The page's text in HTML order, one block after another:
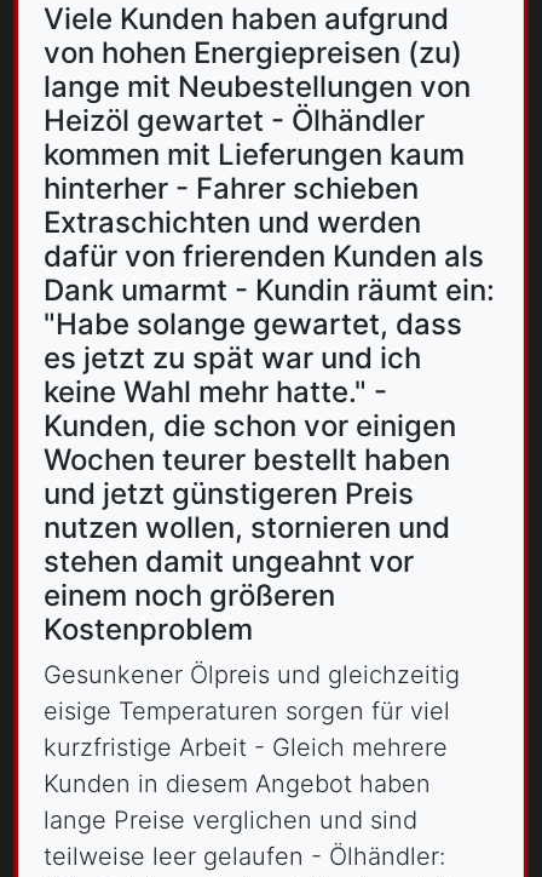
Viele Kunden haben aufgrund
von hohen Energiepreisen (zu)
lange mit Neubestellungen von
Heizöl gewartet - Ölhändler
kommen mit Lieferungen kaum
hinterher - Fahrer schieben
Extraschichten und werden
dafür von frierenden Kunden als
Dank umarmt - Kundin räumt ein:
"Habe solange gewartet, dass
es jetzt zu spät war und ich
keine Wahl mehr hatte." -
Kunden, die schon vor einigen
Wochen teurer bestellt haben
und jetzt günstigeren Preis
nutzen wollen, stornieren und
stehen damit ungeahnt vor
einem noch größeren
Kostenproblem
Gesunkener Ölpreis und gleichzeitig
eisige Temperaturen sorgen für viel
kurzfristige Arbeit - Gleich mehrere
Kunden in diesem Angebot haben
lange Preise verglichen und sind
teilweise leer gelaufen - Ölhändler: